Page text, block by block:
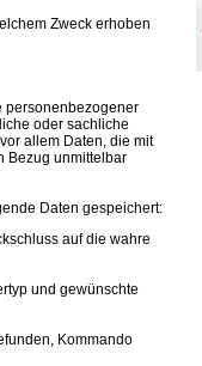
Zweck erhoben
personenbezogener
oder sachliche
allem Daten, die mit
Bezug unmittelbar
Daten gespeichert:
auf die wahre
und gewünschte
Kommando